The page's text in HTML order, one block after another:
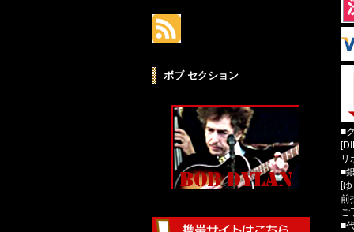
■
リ
■
[
前
ご
■
ボブ セクション